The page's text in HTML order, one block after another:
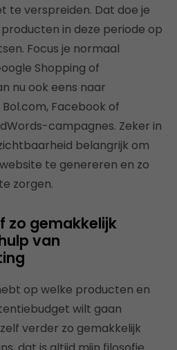
te verspreiden. Dat doe je
in deze periode op
Focus je normaal
Shopping of
nu ook eens naar
Facebook of
campagnes. Zeker in
belangrijk om
te genereren en zo
zorgen.
zo gemakkelijk
van
op welke producten en
wilt gaan
verder zo gemakkelijk